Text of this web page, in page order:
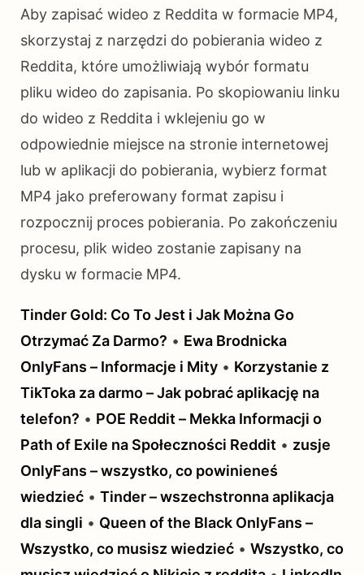
Aby zapisać wideo z Reddita w formacie MP4,
skorzystaj z narzędzi do pobierania wideo z
Reddita, które umożliwiają wybór formatu
pliku wideo do zapisania. Po skopiowaniu linku
do wideo z Reddita i wklejeniu go w
odpowiednie miejsce na stronie internetowej
lub w aplikacji do pobierania, wybierz format
MP4 jako preferowany format zapisu i
rozpocznij proces pobierania. Po zakończeniu
procesu, plik wideo zostanie zapisany na
dysku w formacie MP4.
Tinder Gold: Co To Jest i Jak Można Go
Otrzymać Za Darmo? • Ewa Brodnicka
OnlyFans – Informacje i Mity • Korzystanie z
TikToka za darmo – Jak pobrać aplikację na
telefon? • POE Reddit – Mekka Informacji o
Path of Exile na Społeczności Reddit • zusje
OnlyFans – wszystko, co powinieneś
wiedzieć • Tinder – wszechstronna aplikacja
dla singli • Queen of the Black OnlyFans –
Wszystko, co musisz wiedzieć • Wszystko, co